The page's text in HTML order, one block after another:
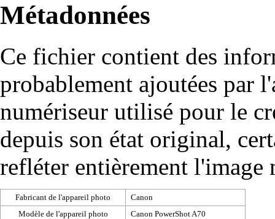
Métadonnées
Ce fichier contient des
probablement ajoutées par
numériseur utilisé pour le
depuis son état original,
refléter entièrement l'image
Fabricant de l'appareil photo
Canon
Modèle de l'appareil photo
Canon PowerShot A70